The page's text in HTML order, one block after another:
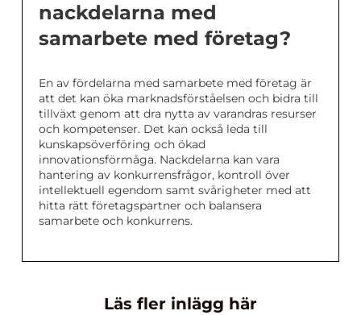
nackdelarna med
samarbete med företag?
En av fördelarna med samarbete med företag är
att det kan öka marknadsförståelsen och bidra till
tillväxt genom att dra nytta av varandras resurser
och kompetenser. Det kan också leda till
kunskapsöverföring och ökad
innovationsförmåga. Nackdelarna kan vara
hantering av konkurrensfrågor, kontroll över
intellektuell egendom samt svårigheter med att
hitta rätt företagspartner och balansera
samarbete och konkurrens.
Läs fler inlägg här